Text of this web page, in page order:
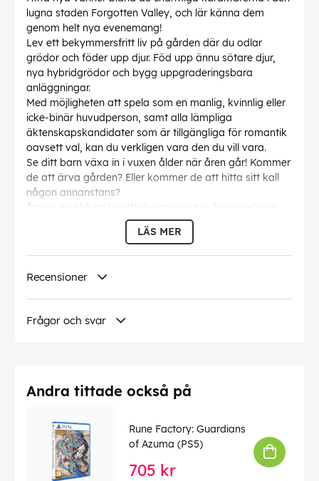
lugna staden Forgotten Valley, och lär känna dem
genom helt nya evenemang!
Lev ett bekymmersfritt liv på gården där du odlar
grödor och föder upp djur. Föd upp ännu sötare djur,
nya hybridgrödor och bygg uppgraderingsbara
anläggningar.
Med möjligheten att spela som en manlig, kvinnlig eller
icke-binär huvudperson, samt alla lämpliga
äktenskapskandidater som är tillgängliga för romantik
oavsett val, kan du verkligen vara den du vill vara.
Se ditt barn växa in i vuxen ålder när åren går! Kommer
de att ärva gården? Eller kommer de att hitta sitt kall
någon annanstans?
Återse en älskad berättelse som aldrig förr, med nya
bilder, animationer och ytterligare uppdateringar för att
ge A Wonderful Life till en ny generation.
STORY OF SEASONS: A Wonderful Life basspel
140-sidig A5 anteckningsbok
förekomma.
LÄS MER
Recensioner
Frågor och svar
Andra tittade också på
Rune Factory: Guardians
of Azuma (PS5)
705 kr